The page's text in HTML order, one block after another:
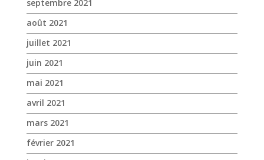
avril 2021
mars 2021
février 2021
janvier 2021
novembre 2020
octobre 2020
septembre 2020
août 2020